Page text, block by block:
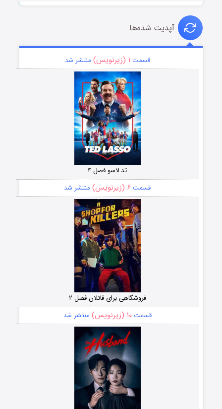
آپدیت شده‌ها
قسمت ۱ (زیرنویس) منتشر شد
تد لاسو فصل ۴
قسمت ۶ (زیرنویس) منتشر شد
فروشگاهی برای قاتلان فصل ۲
قسمت۱۰ (زیرنویس) منتشر شد